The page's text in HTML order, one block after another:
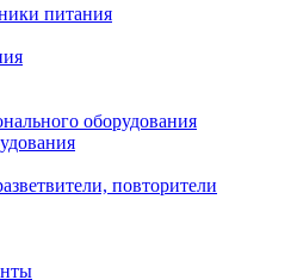
питания
оборудования
повторители